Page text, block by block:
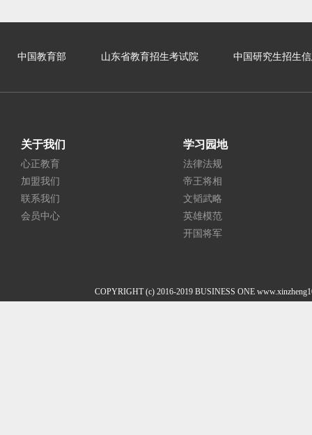
中国教育部 山东省教育招生考试院 中国研究生招生
关于我们
心正教育
加盟我们
联系我们
会员中心
学习园地
法律法规
帝王将相
文韬武略
英雄模范
开国将军
COPYRIGHT (c) 2016-2019 BUSINESS ONE